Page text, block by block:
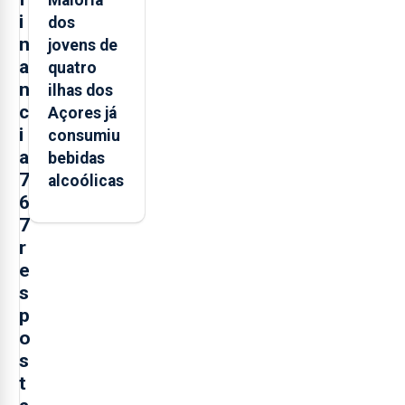
i
n
a
n
c
i
a
7
6
7
r
e
s
p
o
s
t
dos
jovens de
quatro
ilhas dos
Açores já
consumiu
bebidas
alcoólicas